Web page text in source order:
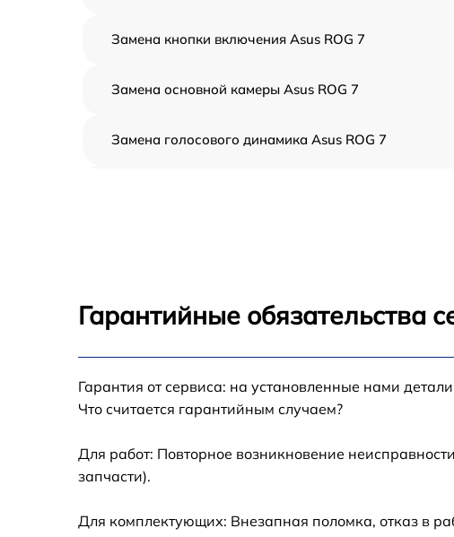
Замена кнопки включения Asus ROG 7
Замена основной камеры Asus ROG 7
Замена голосового динамика Asus ROG 7
Замена экрана Asus ROG 7
Гарантийные обязательства
Гарантия от сервиса: на установленные нами
Что считается гарантийным случаем?
Для работ: Повторное возникновение
запчасти).
Для комплектующих: Внезапная поломка, отказ в